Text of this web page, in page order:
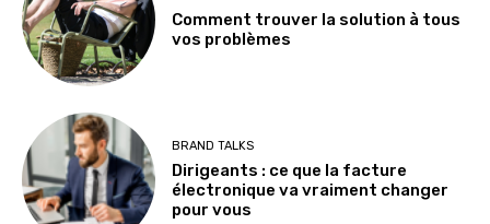
Comment trouver la solution à tous
vos problèmes
BRAND TALKS
Dirigeants : ce que la facture
électronique va vraiment changer
pour vous